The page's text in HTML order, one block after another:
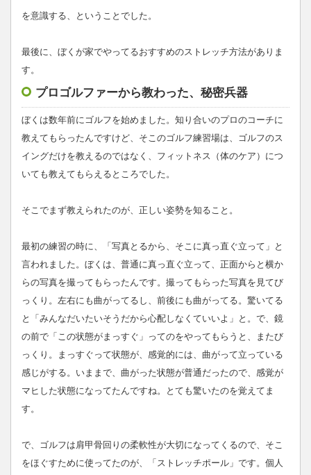
を意識する、ということでした。
最後に、ぼくが家でやってるおすすめのストレッチ方法がありま
す。
プロゴルファーから教わった、秘密兵器
ぼくは数年前にゴルフを始めました。知り合いのプロのコーチに
教えてもらったんですけど、そこのゴルフ練習場は、ゴルフのス
イングだけを教えるのではなく、フィットネス（体のケア）につ
いても教えてもらえるところでした。
そこでまず教えられたのが、正しい姿勢を知ること。
最初の練習の時に、「写真とるから、そこに真っ直ぐ立って」と
言われました。ぼくは、普通に真っ直ぐ立って、正面からと横か
らの写真を撮ってもらったんです。撮ってもらった写真を見てび
っくり。左右にも曲がってるし、前後にも曲がってる。驚いてる
と「みんなだいたいそうだから心配しなくていいよ」と。で、鏡
の前で「この状態がまっすぐ」ってのをやってもらうと、またび
っくり。まっすぐって状態が、感覚的には、曲がって立っている
感じがする。いままで、曲がった状態が普通だったので、感覚が
マヒした状態になってたんですね。とても驚いたのを覚えてま
す。
で、ゴルフは肩甲骨回りの柔軟性が大切になってくるので、そこ
をほぐすために使ってたのが、「ストレッチポール」です。個人